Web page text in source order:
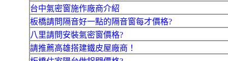
台中氣密窗施作廠商介紹
板橋請問隔音好一點的隔音窗每才價格?
八里請問安裝氣密窗價格?
請推薦高雄搭建鐵皮屋廠商！